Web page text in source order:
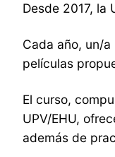
Desde 2017, la
Cada año, un/
películas
El curso,
UPV/EHU,
además de